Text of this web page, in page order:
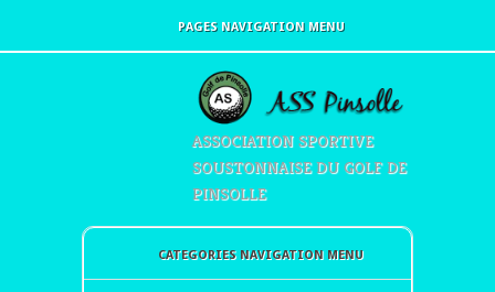
PAGES NAVIGATION MENU
ASSOCIATION SPORTIVE
SOUSTONNAISE DU GOLF DE
PINSOLLE
CATEGORIES NAVIGATION MENU